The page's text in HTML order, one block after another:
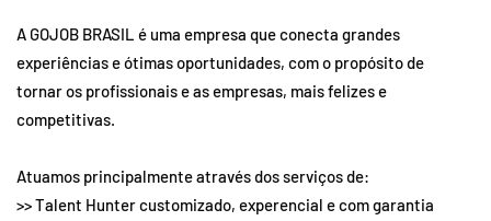
A GOJOB BRASIL é uma empresa que conecta grandes
experiências e ótimas oportunidades, com o propósito de
tornar os profissionais e as empresas, mais felizes e
competitivas.
Atuamos principalmente através dos serviços de:
>> Talent Hunter customizado, experencial e com garantia